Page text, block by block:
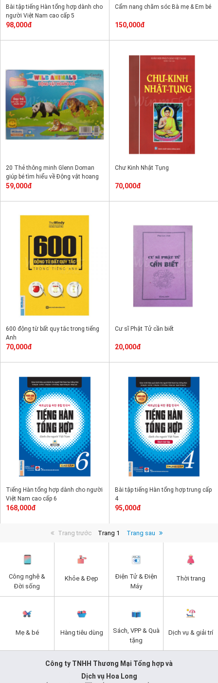
Bài tập tiếng Hàn tổng hợp dành cho
người Việt Nam cao cấp 5
98,000đ
Cẩm nang chăm sóc Bà mẹ & Em bé
150,000đ
20 Thẻ thông minh Glenn Doman
giúp bé tìm hiểu về Động vật hoang
dã
59,000đ
Chư Kinh Nhật Tụng
70,000đ
600 động từ bất quy tắc trong tiếng
Anh
70,000đ
Cư sĩ Phật Tử cần biết
20,000đ
Tiếng Hàn tổng hợp dành cho người
Việt Nam cao cấp 6
168,000đ
Bài tập tiếng Hàn tổng hợp trung cấp
4
95,000đ
Trang trước Trang 1 Trang sau
Công nghệ &
Đời sống
Khỏe & Đẹp
Điện Tử & Điện
Máy
Thời trang
Mẹ & bé Hàng tiêu dùng
Sách, VPP & Quà
tặng
Dịch vụ & giải trí
Công ty TNHH Thương Mại Tổng hợp và
Dịch vụ Hoa Long